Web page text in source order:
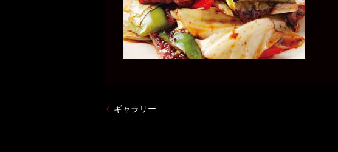
ギャラリー